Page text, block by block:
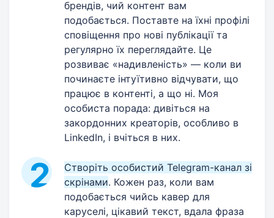
брендів, чий контент вам
подобається. Поставте на їхні профілі
сповіщення про нові публікації та
регулярно їх переглядайте. Це
розвиває «надивленість» — коли ви
починаєте інтуїтивно відчувати, що
працює в контенті, а що ні. Моя
особиста порада: дивіться на
закордонних креаторів, особливо в
LinkedIn, і вчіться в них.
Створіть особистий Telegram-канал зі
скрінами. Кожен раз, коли вам
подобається чийсь кавер для
каруселі, цікавий текст, вдала фраза